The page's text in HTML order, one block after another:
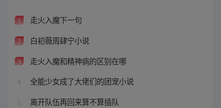
1 走火入魔下一句
2 白初薇周肆宁小说
3 走火入魔和精神病的区别在哪
4 全能少女成了大佬们的团宠小说
5 离开队伍再回来算不算插队